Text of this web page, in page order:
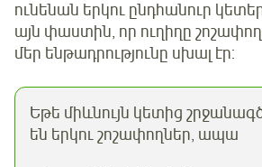
ունենան երկու ընդհանուր
այն փաստին, որ ուղիղը
մեր ենթադրությունը սխալ էր:
Եթե միևնույն կետից
են երկու շոշափողներ, ապա